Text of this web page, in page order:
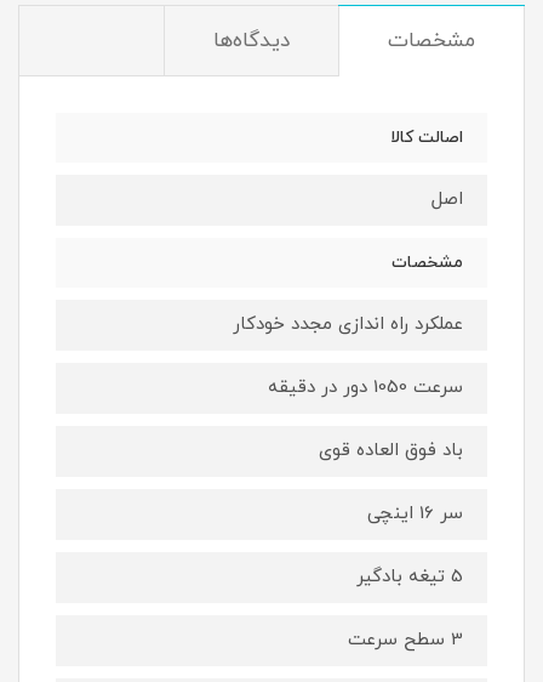
مشخصات دیدگاه‌ها
اصالت کالا
اصل
مشخصات
عملکرد راه اندازی مجدد خودکار
سرعت 1050 دور در دقیقه
باد فوق العاده قوی
سر 16 اینچی
5 تیغه بادگیر
3 سطح سرعت